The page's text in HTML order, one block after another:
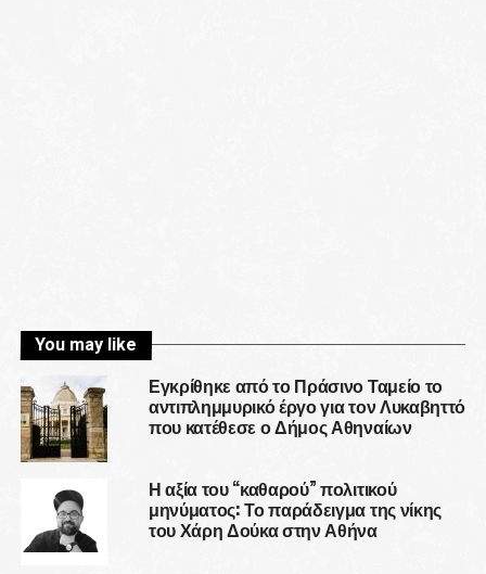
You may like
Εγκρίθηκε από το Πράσινο Ταμείο το
αντιπλημμυρικό έργο για τον Λυκαβηττό
που κατέθεσε ο Δήμος Αθηναίων
Η αξία του “καθαρού” πολιτικού
μηνύματος: Το παράδειγμα της νίκης
του Χάρη Δούκα στην Αθήνα